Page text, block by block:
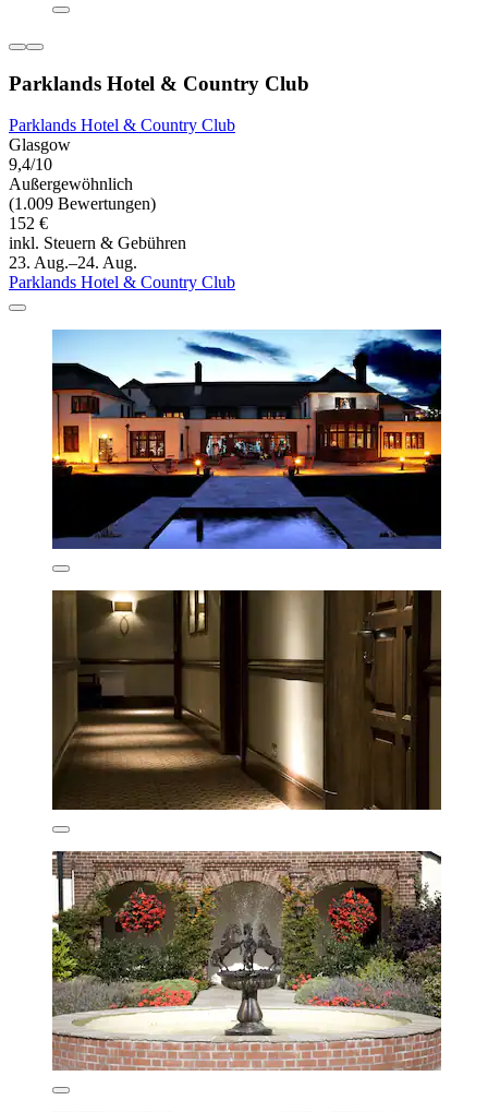
Parklands Hotel & Country Club
Parklands Hotel & Country Club
Glasgow
9,4/10
Außergewöhnlich
(1.009 Bewertungen)
152 €
inkl. Steuern & Gebühren
23. Aug.–24. Aug.
Parklands Hotel & Country Club